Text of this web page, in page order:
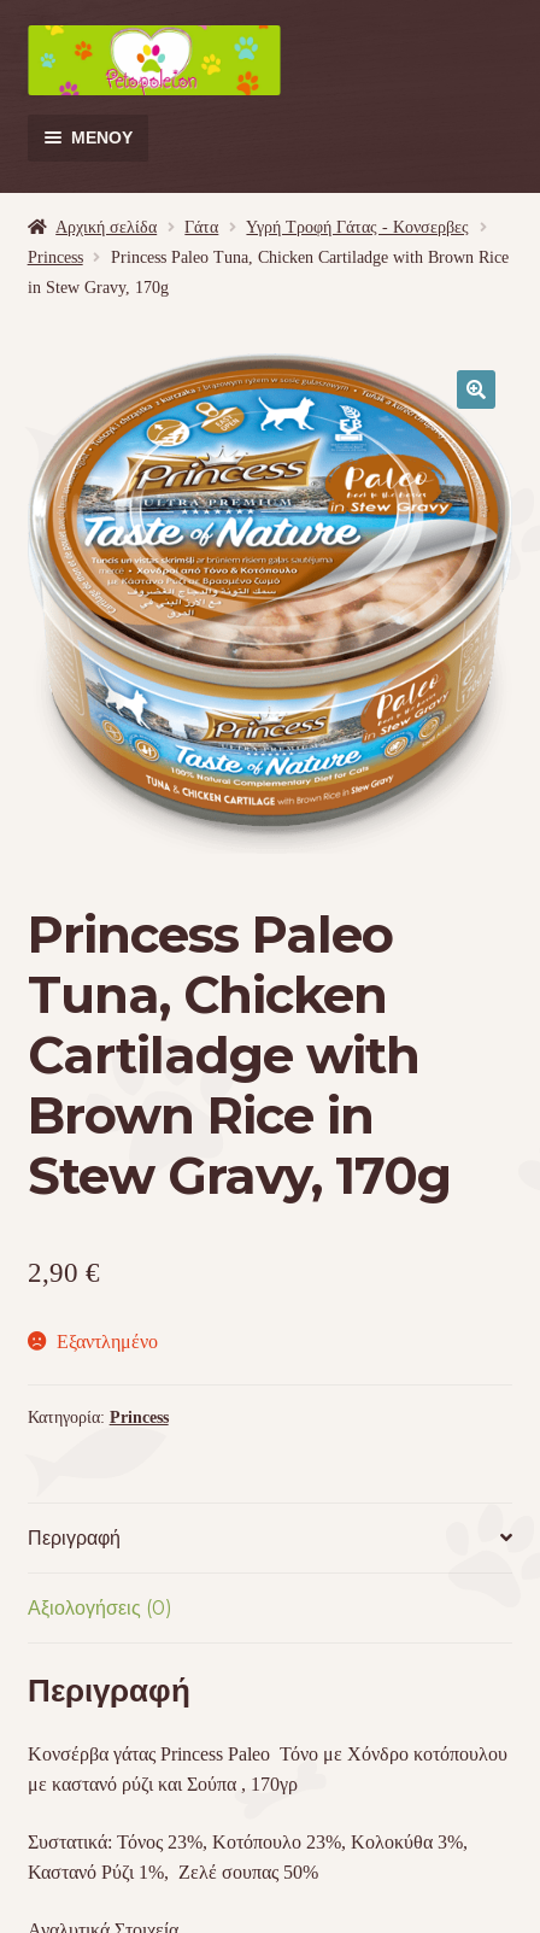
Απευθείας
μετάβαση
στην
πλοήγηση
Μετάβαση
σε
περιεχόμενο
ΜΕΝΟΎ
Γάτα
Κουνέλι
Πουλί
Κρεβατάκια
Τσάντες μεταφοράς
Επικοινωνία
Φροντίδα – Είδη Υγιεινής
Αρχική σελίδα Γάτα
Υγρή Τροφή Γάτας - Kονσερβες
Princess
Princess Paleo Tuna, Chicken Cartiladge with Brown Rice
in Stew Gravy, 170g
🔍
Princess Paleo
Tuna, Chicken
Cartiladge with
Brown Rice in
Stew Gravy, 170g
2,90 €
Εξαντλημένο
Κατηγορία: Princess
Περιγραφή
Αξιολογήσεις (0)
Περιγραφή
Κονσέρβα γάτας Princess Paleo Τόνο με Χόνδρο κοτόπουλου
με καστανό ρύζι και Σούπα , 170γρ
Συστατικά: Τόνος 23%, Κοτόπουλο 23%, Κολοκύθα 3%,
Καστανό Ρύζι 1%, Ζελέ σουπας 50%